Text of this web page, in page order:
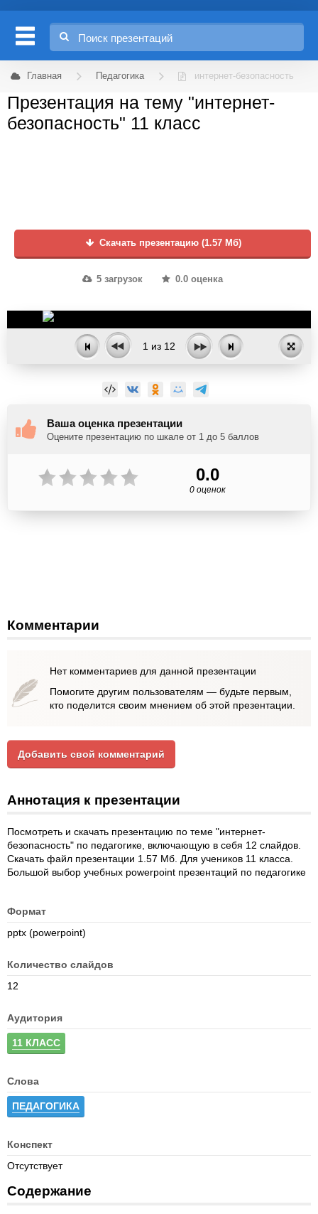
Главная Педагогика интернет-безопасность
Презентация на тему "интернет-
безопасность" 11 класс
Скачать презентацию (1.57 Мб)
5 загрузок 0.0 оценка
1 из 12
Ваша оценка презентации
Оцените презентацию по шкале от 1 до 5 баллов
0.0
0 оценок
Комментарии
Нет комментариев для данной презентации
Помогите другим пользователям — будьте первым,
кто поделится своим мнением об этой презентации.
Добавить свой комментарий
Аннотация к презентации
Посмотреть и скачать презентацию по теме "интернет-
безопасность" по педагогике, включающую в себя 12 слайдов.
Скачать файл презентации 1.57 Мб. Для учеников 11 класса.
Большой выбор учебных powerpoint презентаций по педагогике
Формат
pptx (powerpoint)
Количество слайдов
12
Аудитория
11 КЛАСС
Слова
ПЕДАГОГИКА
Конспект
Отсутствует
Содержание